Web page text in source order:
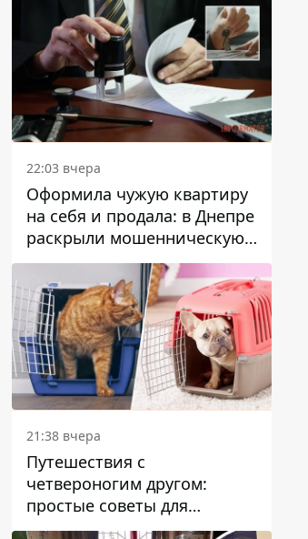
22:03 вчера
Оформила чужую квартиру
на себя и продала: в Днепре
раскрыли мошенническую
схему с недвижимостью
21:38 вчера
Путешествия с
четвероногим другом:
простые советы для
поездок с животными